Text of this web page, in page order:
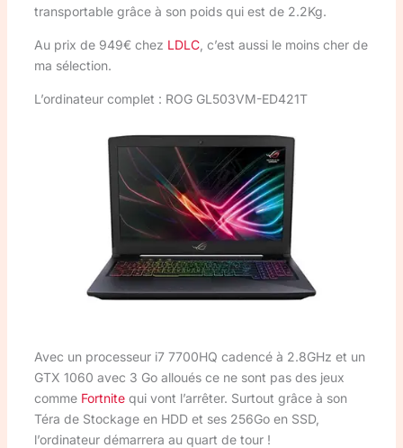
transportable grâce à son poids qui est de 2.2Kg.
Au prix de 949€ chez LDLC, c’est aussi le moins cher de
ma sélection.
L’ordinateur complet : ROG GL503VM-ED421T
Avec un processeur i7 7700HQ cadencé à 2.8GHz et un
GTX 1060 avec 3 Go alloués ce ne sont pas des jeux
comme Fortnitequi vont l’arrêter. Surtout grâce à son
Téra de Stockage en HDD et ses 256Go en SSD,
l’ordinateur démarrera au quart de tour !